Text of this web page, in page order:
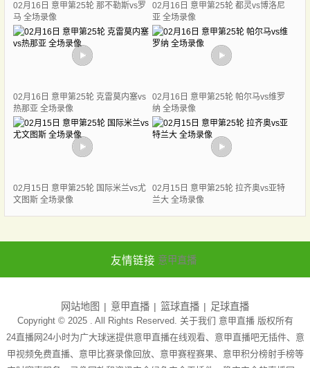
02月16日 意甲第25轮 那不勒斯vs罗
马 全场录像
02月16日 意甲第25轮 都灵vs博洛尼
亚 全场录像
02月16日 意甲第25轮 克雷莫内塞vs
热那亚 全场录像
02月16日 意甲第25轮 帕尔马vs维罗
纳 全场录像
02月15日 意甲第25轮 国际米兰vs尤
文图斯 全场录像
02月15日 意甲第25轮 拉齐奥vs亚特
兰大 全场录像
友情链接 意甲直播
网站地图 意甲直播 篮球直播 足球直播
Copyright © 2025 . All Rights Reserved. 关于我们 意甲直播版权所有
24直播网24小时为广大球迷提供意甲直播在线观看、意甲直播吧无插件、意
甲视频免费直播、意甲比赛录像回放、意甲赛程赛果、意甲积分榜射手榜等